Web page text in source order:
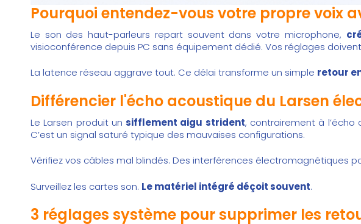
Pourquoi entendez-vous votre propre voix
Le son des haut-parleurs repart souvent dans votre microphone,
visioconférence depuis PC sans équipement dédié. Vos réglages
La latence réseau aggrave tout. Ce délai transforme un simple retour
Différencier l'écho acoustique du Larsen
Le Larsen produit unsifflement aigu strident, contrairement à l’écho
C’est un signal saturé typique des mauvaises configurations.
Vérifiez vos câbles mal blindés. Des interférences électromagnétiques
Surveillez les cartes son. Le matériel intégré déçoit souvent.
3 réglages système pour supprimer les